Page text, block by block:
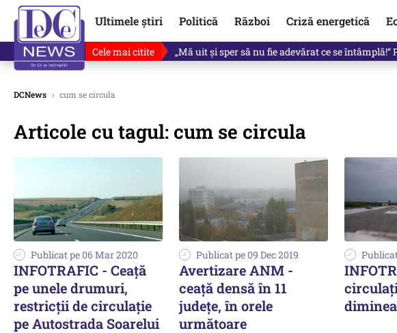
Ultimele știri Politică Război Criză energetică
Cele mai citite Revine în scenă o propunere de premier. Cine ar
DCNews › cum se circula
Articole cu tagul: cum se circula
Publicat pe 06 Mar 2020
INFOTRAFIC - Ceață
pe unele drumuri,
restricții de circulație
pe Autostrada Soarelui
Publicat pe 09 Dec 2019
Avertizare ANM -
ceaţă densă în 11
judeţe, în orele
următoare